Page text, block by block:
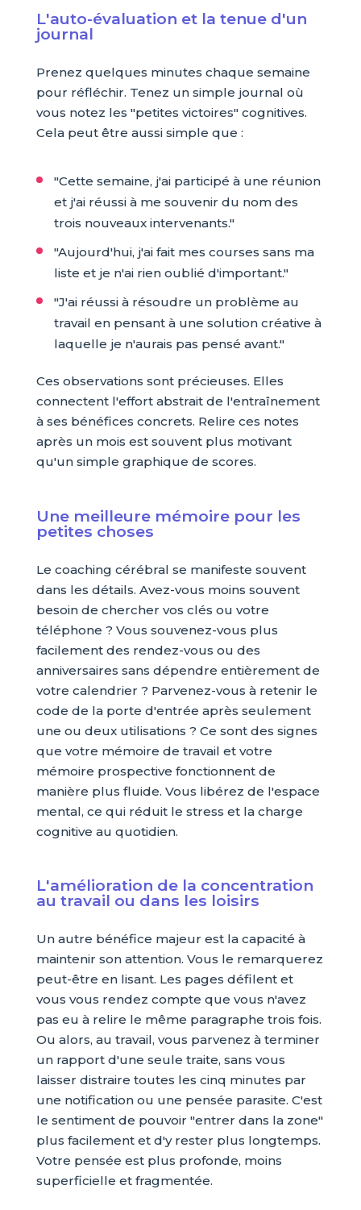
L'auto-évaluation et la tenue d'un
journal
Prenez quelques minutes chaque semaine
pour réfléchir. Tenez un simple journal où
vous notez les "petites victoires" cognitives.
Cela peut être aussi simple que :
"Cette semaine, j'ai participé à une réunion
et j'ai réussi à me souvenir du nom des
trois nouveaux intervenants."
"Aujourd'hui, j'ai fait mes courses sans ma
liste et je n'ai rien oublié d'important."
"J'ai réussi à résoudre un problème au
travail en pensant à une solution créative à
laquelle je n'aurais pas pensé avant."
Ces observations sont précieuses. Elles
connectent l'effort abstrait de l'entraînement
à ses bénéfices concrets. Relire ces notes
après un mois est souvent plus motivant
qu'un simple graphique de scores.
Une meilleure mémoire pour les
petites choses
Le coaching cérébral se manifeste souvent
dans les détails. Avez-vous moins souvent
besoin de chercher vos clés ou votre
téléphone ? Vous souvenez-vous plus
facilement des rendez-vous ou des
anniversaires sans dépendre entièrement de
votre calendrier ? Parvenez-vous à retenir le
code de la porte d'entrée après seulement
une ou deux utilisations ? Ce sont des signes
que votre mémoire de travail et votre
mémoire prospective fonctionnent de
manière plus fluide. Vous libérez de l'espace
mental, ce qui réduit le stress et la charge
cognitive au quotidien.
L'amélioration de la concentration
au travail ou dans les loisirs
Un autre bénéfice majeur est la capacité à
maintenir son attention. Vous le remarquerez
peut-être en lisant. Les pages défilent et
vous vous rendez compte que vous n'avez
pas eu à relire le même paragraphe trois fois.
Ou alors, au travail, vous parvenez à terminer
un rapport d'une seule traite, sans vous
laisser distraire toutes les cinq minutes par
une notification ou une pensée parasite. C'est
le sentiment de pouvoir "entrer dans la zone"
plus facilement et d'y rester plus longtemps.
Votre pensée est plus profonde, moins
superficielle et fragmentée.